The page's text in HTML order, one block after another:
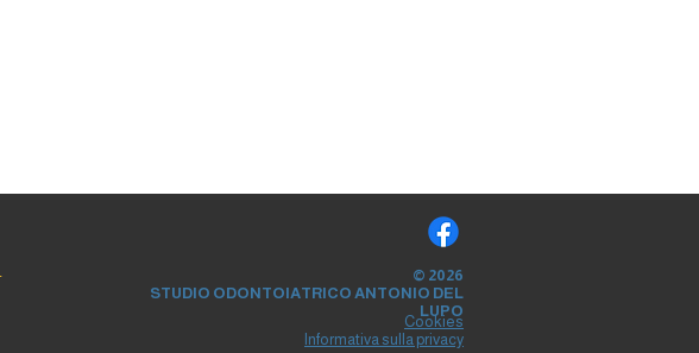
© 2026
STUDIO ODONTOIATRICO ANTONIO DEL
LUPO
Cookies
Informativa sulla privacy